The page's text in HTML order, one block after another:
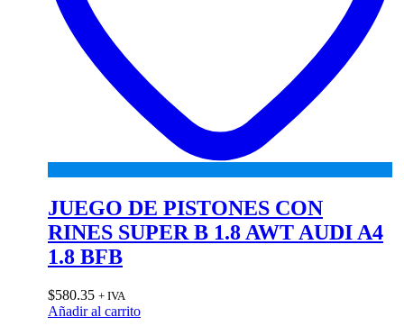
JUEGO DE PISTONES CON
RINES SUPER B 1.8 AWT AUDI A4
1.8 BFB
$580.35 + IVA
Añadir al carrito